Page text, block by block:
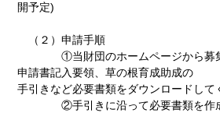
開予定)
（２）申請手順
①当財団のホームページから募集
申請書記入要領、草の根育成助成の
手引きなど必要書類をダウンロードして
②手引きに沿って必要書類を作成